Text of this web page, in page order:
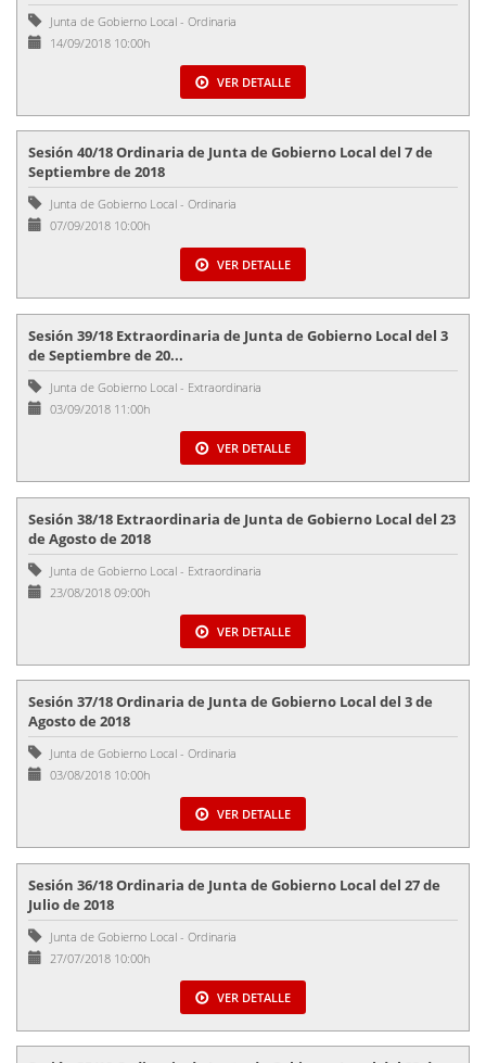
Junta de Gobierno Local - Ordinaria
14/09/2018 10:00h
VER DETALLE
Sesión 40/18 Ordinaria de Junta de Gobierno Local del 7 de
Septiembre de 2018
Junta de Gobierno Local - Ordinaria
07/09/2018 10:00h
VER DETALLE
Sesión 39/18 Extraordinaria de Junta de Gobierno Local del 3
de Septiembre de 20...
Junta de Gobierno Local - Extraordinaria
03/09/2018 11:00h
VER DETALLE
Sesión 38/18 Extraordinaria de Junta de Gobierno Local del 23
de Agosto de 2018
Junta de Gobierno Local - Extraordinaria
23/08/2018 09:00h
VER DETALLE
Sesión 37/18 Ordinaria de Junta de Gobierno Local del 3 de
Agosto de 2018
Junta de Gobierno Local - Ordinaria
03/08/2018 10:00h
VER DETALLE
Sesión 36/18 Ordinaria de Junta de Gobierno Local del 27 de
Julio de 2018
Junta de Gobierno Local - Ordinaria
27/07/2018 10:00h
VER DETALLE